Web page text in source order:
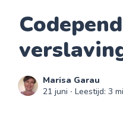
Marisa Garau
21 juni ∙ Leestijd: 3